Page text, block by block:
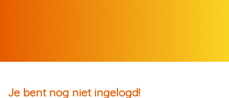
Je bent nog niet ingelogd!